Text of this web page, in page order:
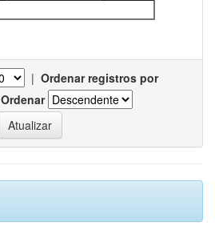
| Ordenar registros por
Ordenar